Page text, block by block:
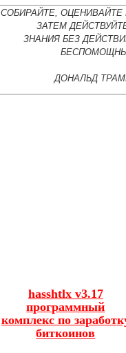
СОБИРАЙТЕ, ОЦЕНИВАЙТЕ
ЗАТЕМ
ЗНАНИЯ БЕЗ
ДОНАЛЬД
hasshtlx v3.17
программный
комплекс по
биткоинов